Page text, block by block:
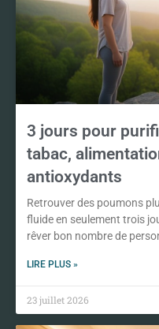
3 jours pour
tabac,
antioxydants
Retrouver des poumons
fluide en seulement trois
rêver bon nombre de
LIRE PLUS »
23 juillet 2026